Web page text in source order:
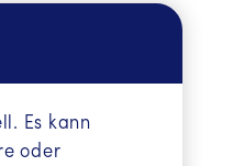
Es kann
oder